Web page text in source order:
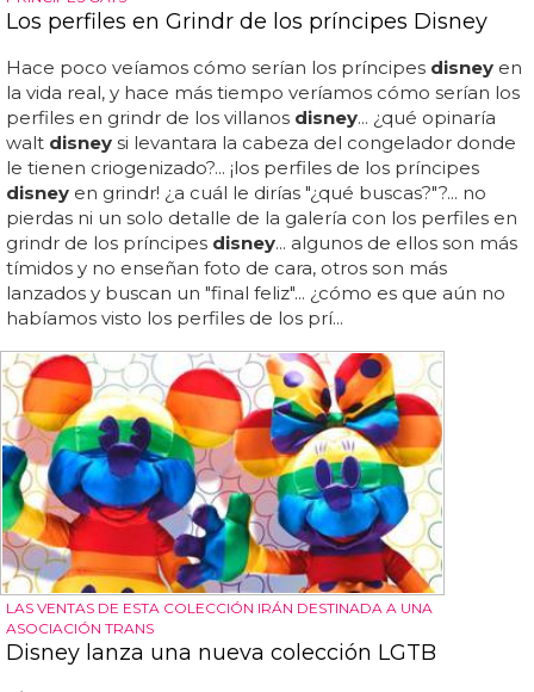
Los perfiles en Grindr de los príncipes Disney
Hace poco veíamos cómo serían los príncipes disney en
la vida real, y hace más tiempo veríamos cómo serían los
perfiles en grindr de los villanos disney... ¿qué opinaría
walt disney si levantara la cabeza del congelador donde
le tienen criogenizado?... ¡los perfiles de los príncipes
disney en grindr! ¿a cuál le dirías "¿qué buscas?"?... no
pierdas ni un solo detalle de la galería con los perfiles en
grindr de los príncipes disney... algunos de ellos son más
tímidos y no enseñan foto de cara, otros son más
lanzados y buscan un "final feliz"... ¿cómo es que aún no
habíamos visto los perfiles de los prí...
LAS VENTAS DE ESTA COLECCIÓN IRÁN DESTINADA A UNA
ASOCIACIÓN TRANS
Disney lanza una nueva colección LGTB